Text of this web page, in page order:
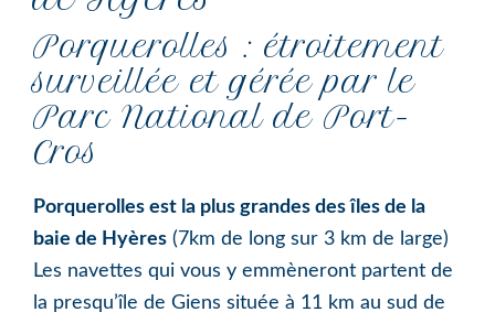
Porquerolles : étroitement
surveillée et gérée par le
Parc National de Port-
Cros
Porquerolles est la plus grandes des îles de la
baie de Hyères (7km de long sur 3 km de large)
Les navettes qui vous y emmèneront partent de
la presqu’île de Giens située à 11 km au sud de